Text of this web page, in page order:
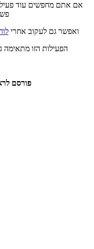
אם אתם מחפשים עוד
ואפשר גם לעקוב אחרי
הפעילות הזו מתאימה
פורסם